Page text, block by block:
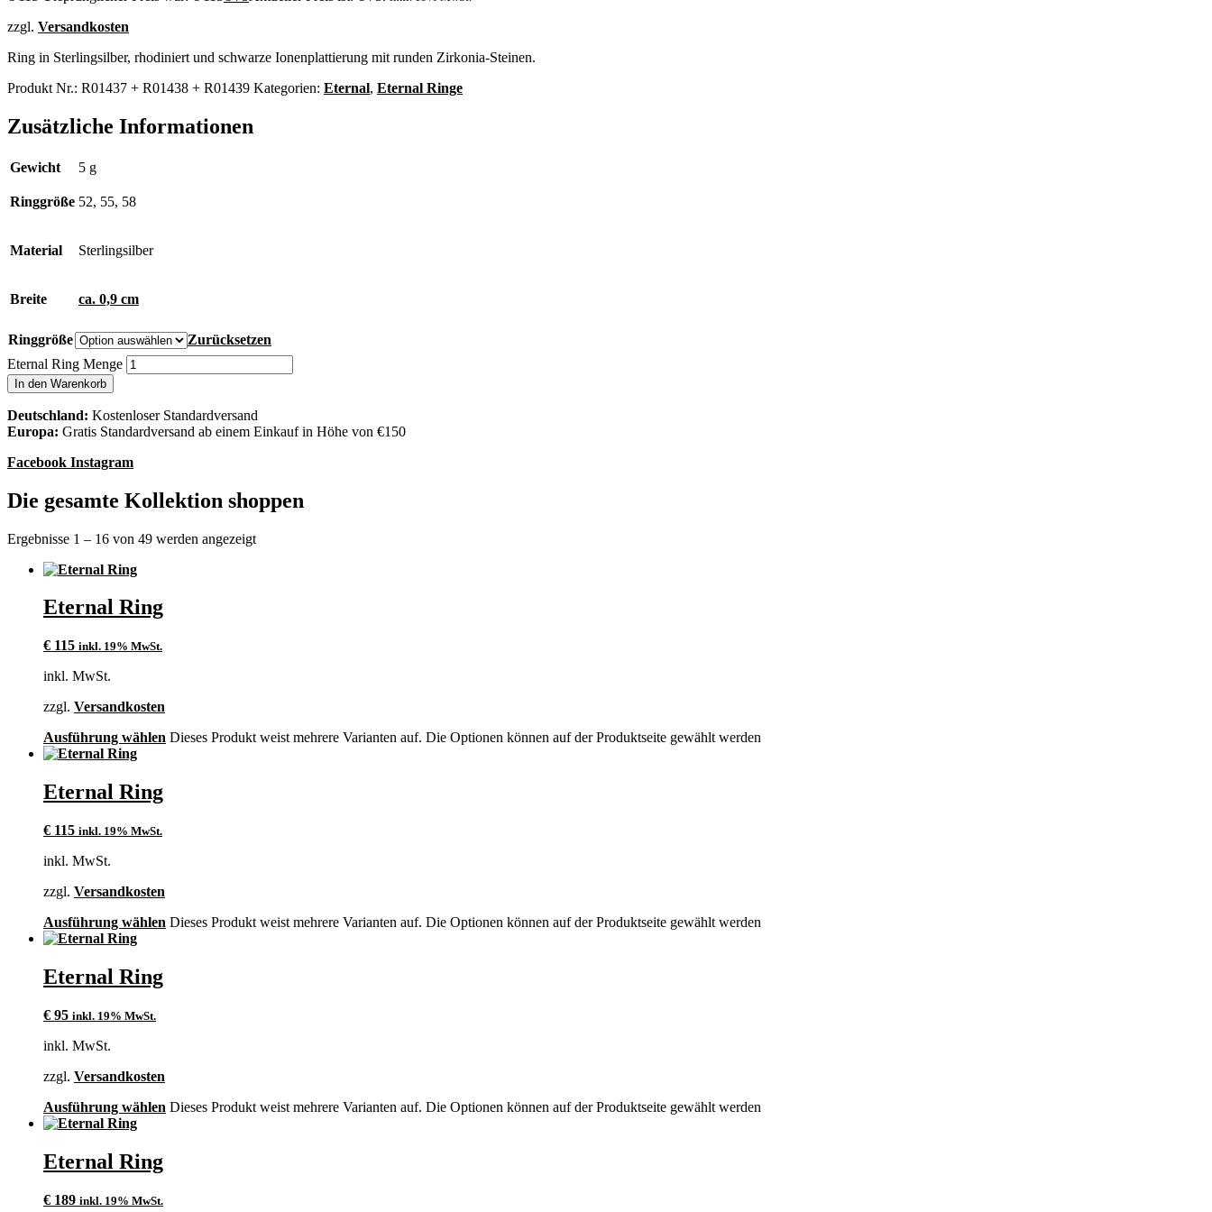
zzgl. Versandkosten
Ring in Sterlingsilber, rhodiniert und schwarze Ionenplattierung mit runden Zirkonia-Steinen.
Produkt Nr.: R01437 + R01438 + R01439 Kategorien: Eternal, Eternal Ringe
Zusätzliche Informationen
Gewicht 5 g
Ringgröße 52, 55, 58
Material Sterlingsilber
Breite ca. 0,9 cm
Ringgröße
Zurücksetzen
Eternal Ring Menge
In den Warenkorb
Deutschland: Kostenloser Standardversand
Europa: Gratis Standardversand ab einem Einkauf in Höhe von €150
Facebook Instagram
Die gesamte Kollektion shoppen
Ergebnisse 1 – 16 von 49 werden angezeigt
Eternal Ring
€ 115 inkl. 19% MwSt.
inkl. MwSt.
zzgl. Versandkosten
Ausführung wählen Dieses Produkt weist mehrere Varianten auf. Die Optionen können auf der Produktseite gewählt werden
Eternal Ring
€ 115 inkl. 19% MwSt.
inkl. MwSt.
zzgl. Versandkosten
Ausführung wählen Dieses Produkt weist mehrere Varianten auf. Die Optionen können auf der Produktseite gewählt werden
Eternal Ring
€ 95 inkl. 19% MwSt.
inkl. MwSt.
zzgl. Versandkosten
Ausführung wählen Dieses Produkt weist mehrere Varianten auf. Die Optionen können auf der Produktseite gewählt werden
Eternal Ring
€ 189 inkl. 19% MwSt.